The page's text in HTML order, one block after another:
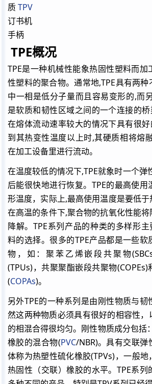
质TPV
订书机
手柄
TPE概况
TPE是一种机械性能象热固性塑料而加
性塑料的聚合物。通常地,TPE具有两种
中一相是低分子量而且容易变形的,而
是软质和韧性区域之间的一个连接的
在熔体流动速率较大的情况下具有很
到其热变性温度以上时,其硬质相将熔
在加工设备里进行流动。
在温度较低的情况下,TPE就象时一个弹
后能很快地进行恢复。 TPE的最高使用
形温度，实际上,最高使用温度是要低
在高温的条件下,聚合物的抗氧化性能
降解。 TPE系列产品的种类的多样形
料的选择。很多的TPE产品都是一些软
物，如：聚苯乙烯嵌段共聚物
(TPUs)，共聚聚酯嵌段共聚物(COPEs)
(COPAs)。
另外TPE的一种系列是由刚性物质与韧
然这两种物质必须具有很好的相容性，
的相混合得很均匀。刚性物质成分包括
橡胶的混合物(PVC/NBR)。具有交联弹
体称为热塑性硫化橡胶(TPVs)，一般
热固性（交联）橡胶的水平。 TPE系列